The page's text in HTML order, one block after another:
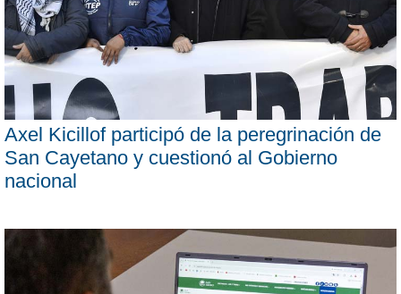
Axel Kicillof participó de la peregrinación de
San Cayetano y cuestionó al Gobierno
nacional